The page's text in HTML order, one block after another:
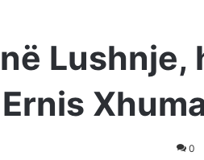
Lushnje,
0